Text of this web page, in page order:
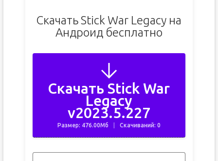
Скачать Stick War Legacy на
Андроид бесплатно
Скачать Stick War
Legacy
v2023.5.227
Размер: 476.00Мб Скачиваний: 0